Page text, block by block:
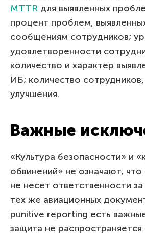
MTTR для выявленных
процент проблем,
сообщениям сотрудников;
удовлетворенности
количество и характер
ИБ; количество
улучшения.
Важные
«Культура безопасности» и
обвинений» не означают, что
не несет ответственности
тех же авиационных
punitive reporting есть
защита не распространяется